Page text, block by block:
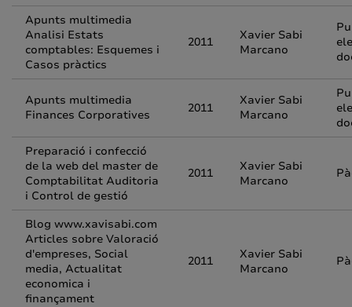
Apunts multimedia
Analisi Estats
comptables: Esquemes i
Casos pràctics
2011
Xavier Sabi
Marcano
Apunts multimedia
Finances Corporatives
2011
Xavier Sabi
Marcano
Preparació i confecció
de la web del master de
Comptabilitat Auditoria
i Control de gestió
2011
Xavier Sabi
Marcano
Blog www.xavisabi.com
Articles sobre Valoració
d'empreses, Social
media, Actualitat
economica i
finançament
2011
Xavier Sabi
Marcano